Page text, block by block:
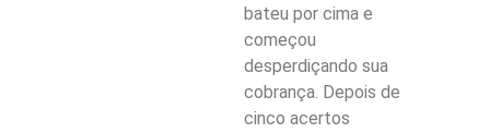
bateu por cima e
começou
desperdiçando sua
cobrança. Depois de
cinco acertos